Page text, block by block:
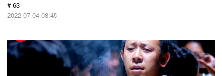
# 63
2022-07-04 08:45